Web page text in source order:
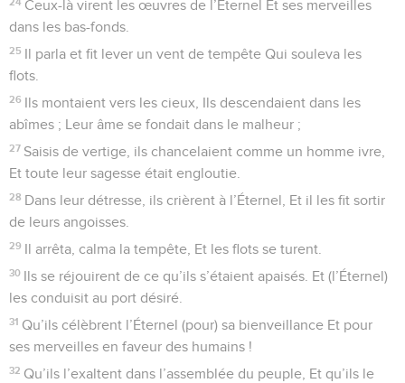
Seuls les Évangiles sont disponibles en vidéo pour le moment.
Roi et prêtre
1
Au chef de chœur. Psaume de David. Dieu de ma louange,
ne te tais point !
2
Car ils ouvrent contre moi une bouche méchante, une
bouche rusée, Ils me parlent avec une langue mensongère,
3
Ils m’environnent de paroles haineuses Et me font la guerre
sans cause.
4
Tandis que je les aime, ils m’accusent ; Mais moi (je recours
à la) prière.
5 Ils me rendent le mal pour le bien Et de la haine pour mon
amour.
6 Place-le sous l’autorité d’un méchant, Et qu’un accusateur
se tienne à sa droite !